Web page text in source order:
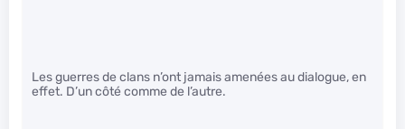
Les guerres de clans n’ont jamais amenées au dialogue, en
effet. D’un côté comme de l’autre.